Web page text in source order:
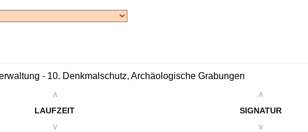
- 10. Denkmalschutz, Archäologische Grabungen
∧
LAUFZEIT
∨
∧
SIGNATUR
∨